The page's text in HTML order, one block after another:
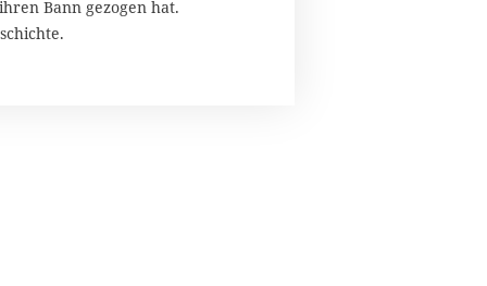
Bann gezogen hat.